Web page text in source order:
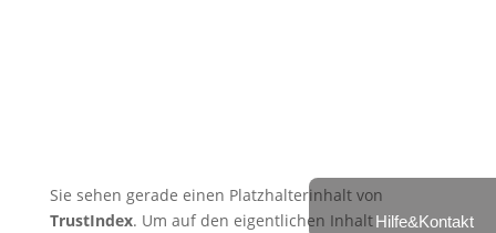
Sie sehen gerade einen Platzhalterinhalt von
TrustIndex. Um auf den eigentlichen InhaltHilfe&Kontakt